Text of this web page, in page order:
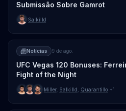
Submissão Sobre Gamrot
Salkilld
Notícias 9 de ago.
UFC Vegas 120 Bonuses:
Fight of the Night
Miller, Salkilld Quarantillo +1